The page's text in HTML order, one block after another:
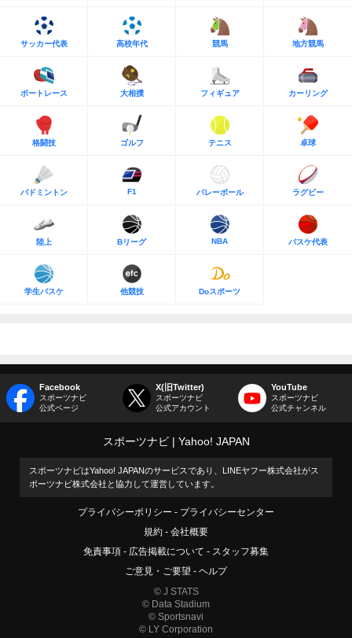
サッカー代表 高校年代 競馬 地方競馬
ボートレース 大相撲 フィギュア カーリング
格闘技 ゴルフ テニス 卓球
バドミントン F1 バレーボール ラグビー
陸上 Bリーグ NBA バスケ代表
学生バスケ 他競技 Doスポーツ
Facebook
スポーツナビ
公式ページ
X(旧Twitter)
スポーツナビ
公式アカウント
YouTube
スポーツナビ
公式チャンネル
スポーツナビ Yahoo! JAPAN
スポーツナビはYahoo! JAPANのサービスであり、LINEヤフー株式会社がス
ポーツナビ株式会社と協力して運営しています。
プライバシーポリシー
プライバシーセンター
規約
会社概要
免責事項
広告掲載について
スタッフ募集
ご意見・ご要望
ヘルプ
© J STATS
© Data Stadium
© Sportsnavi
© LY Corporation